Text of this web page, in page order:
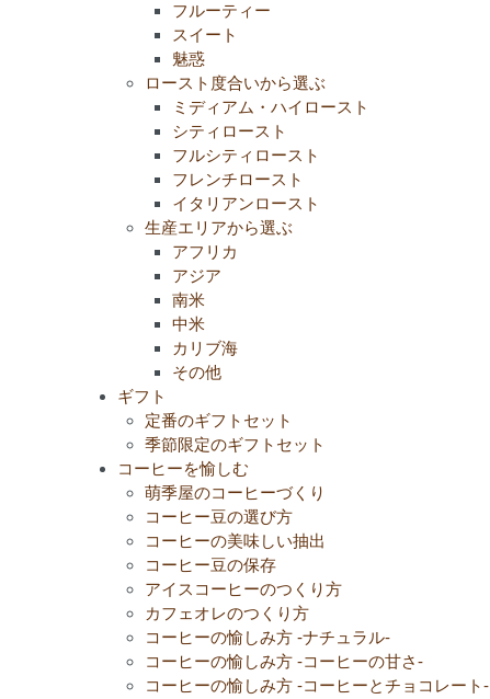
フルーティー
スイート
魅惑
ロースト度合いから選ぶ
ミディアム・ハイロースト
シティロースト
フルシティロースト
フレンチロースト
イタリアンロースト
生産エリアから選ぶ
アフリカ
アジア
南米
中米
カリブ海
その他
ギフト
定番のギフトセット
季節限定のギフトセット
コーヒーを愉しむ
萌季屋のコーヒーづくり
コーヒー豆の選び方
コーヒーの美味しい抽出
コーヒー豆の保存
アイスコーヒーのつくり方
カフェオレのつくり方
コーヒーの愉しみ方 -ナチュラル-
コーヒーの愉しみ方 -コーヒーの甘さ-
コーヒーの愉しみ方 -コーヒーとチョコレート-